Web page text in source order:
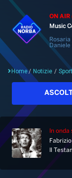
ON AIR
Music
Rosaria
Daniele
Home
Home/ Notizie / Sport
In onda
Il